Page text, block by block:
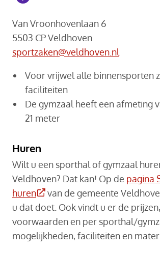
Van Vroonhovenlaan 6
5503 CP Veldhoven
sportzaken@veldhoven.nl
Voor vrijwel alle binnensporten
faciliteiten
De gymzaal heeft een afmeting
21 meter
Huren
Wilt u een sporthal of gymzaal
Veldhoven? Dat kan! Op de pagina
huren(Deze link gaat naar een
van de gemeente
u dat doet. Ook vindt u er de
voorwaarden en per sporthal/
mogelijkheden, faciliteiten en